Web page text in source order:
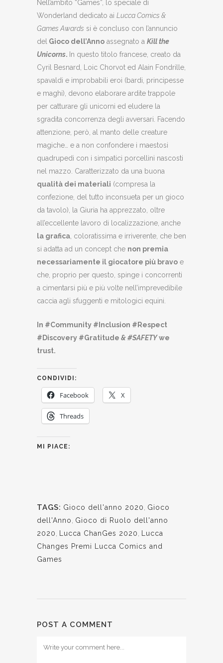
Nell’ambito “Games”, lo speciale di
Wonderland dedicato ai Lucca Comics &
Games Awards si è concluso con l’annuncio
del Gioco dell’Anno assegnato a Kill the
Unicorns. In questo titolo francese, creato da
Cyril Besnard, Loic Chorvot ed Alain Fondrille,
spavaldi e improbabili eroi (bardi, principesse
e maghi), devono elaborare ardite trappole
per catturare gli unicorni ed eludere la
sgradita concorrenza degli avversari. Facendo
attenzione, però, al manto delle creature
magiche… e a non confondere i maestosi
quadrupedi con i simpatici porcellini nascosti
nel mazzo. Caratterizzato da una buona
qualità dei materiali (compresa la
confezione, del tutto inconsueta per un gioco
da tavolo), la Giuria ha apprezzato, oltre
all’eccellente lavoro di localizzazione, anche
la grafica , coloratissima e irriverente, che ben
si adatta ad un concept che non premia
necessariamente il giocatore più bravo e
che, proprio per questo, spinge i concorrenti
a cimentarsi più e più volte nell’imprevedibile
caccia agli sfuggenti e mitologici equini.
In #Community #Inclusion #Respect
#Discovery #Gratitude & #SAFETYwe
trust.
CONDIVIDI:
Facebook X
Threads
MI PIACE:
TAGS: Gioco dell'anno 2020
Gioco
dell'Anno
Gioco di Ruolo dell'anno
2020
Lucca ChanGes 2020
Lucca
Changes Premi Lucca Comics and
Games
POST A COMMENT